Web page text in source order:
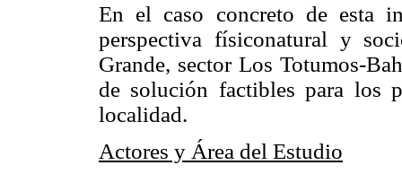
En el caso concreto de esta
perspectiva físiconatural y
Grande, sector Los Totumos-
de solución factibles para los
localidad.
Actores y Área del Estudio